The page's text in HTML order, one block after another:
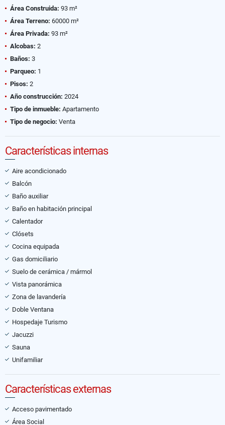
Área Construida: 93 m²
Área Terreno: 60000 m²
Área Privada: 93 m²
Alcobas: 2
Baños: 3
Parqueo: 1
Pisos: 2
Año construcción: 2024
Tipo de inmueble: Apartamento
Tipo de negocio: Venta
Características internas
Aire acondicionado
Balcón
Baño auxiliar
Baño en habitación principal
Calentador
Clósets
Cocina equipada
Gas domiciliario
Suelo de cerámica / mármol
Vista panorámica
Zona de lavandería
Doble Ventana
Hospedaje Turismo
Jacuzzi
Sauna
Unifamiliar
Características externas
Acceso pavimentado
Área Social